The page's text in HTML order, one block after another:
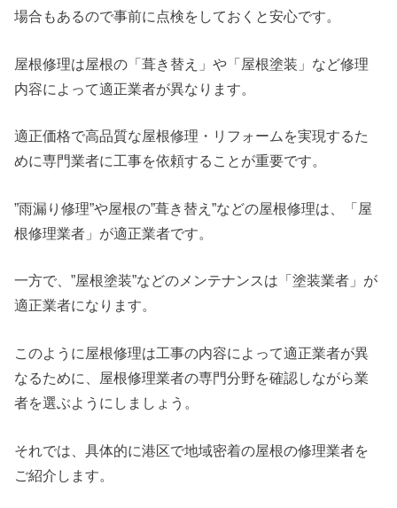
場合もあるので事前に点検をしておくと安心です。
屋根修理は屋根の「葺き替え」や「屋根塗装」など修理
内容によって適正業者が異なります。
適正価格で高品質な屋根修理・リフォームを実現するた
めに専門業者に工事を依頼することが重要です。
”雨漏り修理”や屋根の”葺き替え”などの屋根修理は、「屋
根修理業者」が適正業者です。
一方で、”屋根塗装”などのメンテナンスは「塗装業者」が
適正業者になります。
このように屋根修理は工事の内容によって適正業者が異
なるために、屋根修理業者の専門分野を確認しながら業
者を選ぶようにしましょう。
それでは、具体的に港区で地域密着の屋根の修理業者を
ご紹介します。